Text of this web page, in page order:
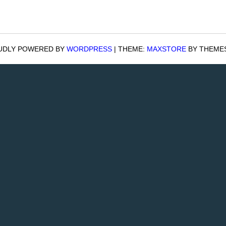
POWERED BY WORDPRESS | THEME: MAXSTORE BY